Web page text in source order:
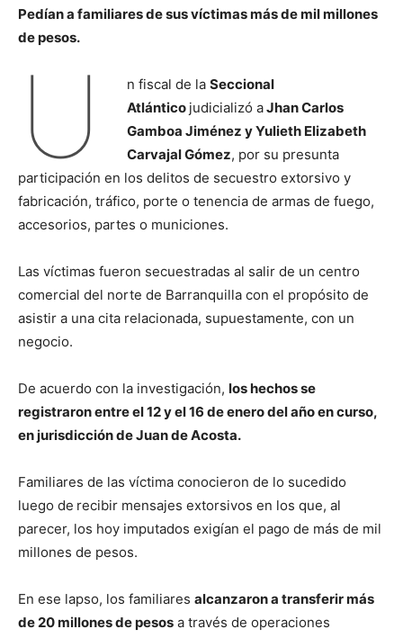
Pedían a familiares de sus víctimas más de mil millones
de pesos.
U n fiscal de la Seccional
Atlántico judicializó aJhan Carlos
Gamboa Jiménez y Yulieth Elizabeth
Carvajal Gómez, por su presunta
participación en los delitos de secuestro extorsivo y
fabricación, tráfico, porte o tenencia de armas de fuego,
accesorios, partes o municiones.
Las víctimas fueron secuestradas al salir de un centro
comercial del norte de Barranquilla con el propósito de
asistir a una cita relacionada, supuestamente, con un
negocio.
De acuerdo con la investigación, los hechos se
registraron entre el 12 y el 16 de enero del año en curso,
en jurisdicción de Juan de Acosta.
Familiares de las víctima conocieron de lo sucedido
luego de recibir mensajes extorsivos en los que, al
parecer, los hoy imputados exigían el pago de más de mil
millones de pesos.
En ese lapso, los familiares alcanzaron a transferir más
de 20 millones de pesos a través de operaciones